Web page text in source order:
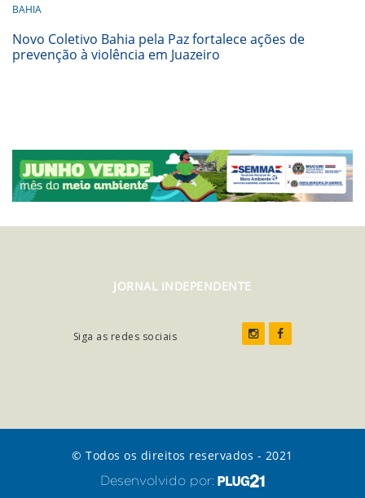
BAHIA
Novo Coletivo Bahia pela Paz fortalece ações de
prevenção à violência em Juazeiro
JORNAL INDEPENDENTE
Siga as redes sociais
© Todos os direitos reservados - 2021